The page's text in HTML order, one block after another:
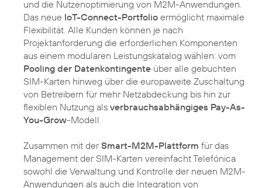
und die Nutzenoptimierung von M2M-Anwendungen.
Das neue IoT-Connect-Portfolio ermöglicht maximale
Flexibilität. Alle Kunden können je nach
Projektanforderung die erforderlichen Komponenten
aus einem modularen Leistungskatalog wählen: vom
Pooling der Datenkontingente über alle gebuchten
SIM-Karten hinweg über die europaweite Zuschaltung
von Betreibern für mehr Netzabdeckung bis hin zur
flexiblen Nutzung als verbrauchsabhängiges Pay-As-
You-Grow-Modell.
Zusammen mit derSmart-M2M-Plattform für das
Management der SIM-Karten vereinfacht Telefónica
sowohl die Verwaltung und Kontrolle der neuen M2M-
Anwendungen als auch die Integration von